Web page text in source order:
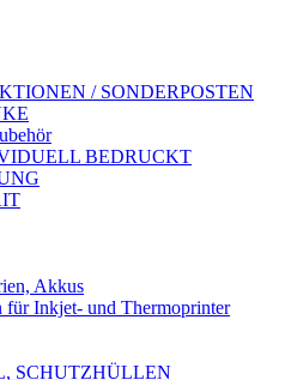
/ SONDERPOSTEN
BEDRUCKT
Akkus
für Inkjet- und Thermoprinter
SCHUTZHÜLLEN